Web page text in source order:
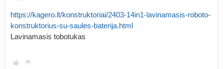
https://kagero.lt/konstruktoriai/2403-14in1-lavinamasis-roboto-
konstruktorius-su-saules-baterija.html
Lavinamasis tobotukas